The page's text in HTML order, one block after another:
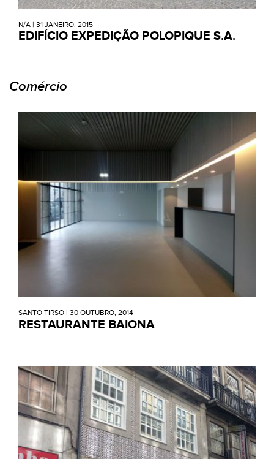
N/A | 31 JANEIRO, 2015
EDIFÍCIO EXPEDIÇÃO POLOPIQUE S.A.
Comércio
SANTO TIRSO | 30 OUTUBRO, 2014
RESTAURANTE BAIONA